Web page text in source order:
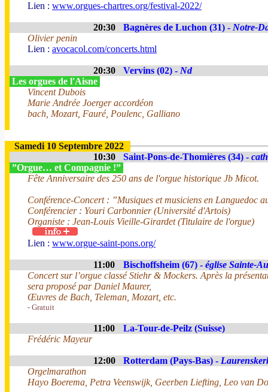
Lien : www.orgues-chartres.org/festival-2022/
20:30 Bagnères de Luchon (31) - Notre-
Olivier penin
Lien : avocacol.com/concerts.html
20:30 Vervins (02) - Nd
Les orgues de l'Aisne
Vincent Dubois
Marie Andrée Joerger accordéon
bach, Mozart, Fauré, Poulenc, Galliano
Samedi 10 Septembre 2022
10:30
Saint-Pons-de-Thomières (34) -
”Orgue… et Compagnie !”
Fête Anniversaire des 250 ans de l'orgue historique Jb Micot.
Conférence-Concert : ”Musiques et musiciens en Languedoc
Conférencier : Youri Carbonnier (Université d'Artois)
Organiste : Jean-Louis Vieille-Girardet (Titulaire de l'orgue)
Lien : www.orgue-saint-pons.org/
11:00 Bischoffsheim (67) - église Sainte-
Concert sur l’orgue classé Stiehr & Mockers. Après la
sera proposé par Daniel Maurer,
Œuvres de Bach, Teleman, Mozart, etc.
- Gratuit
11:00
La-Tour-de-Peilz (Suisse)
Frédéric Mayeur
12:00 Rotterdam (Pays-Bas) -
Orgelmarathon
Hayo Boerema, Petra Veenswijk, Geerben Liefting, Leo van